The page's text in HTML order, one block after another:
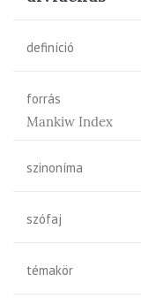
definíció
forrás
Mankiw Index
szinoníma
szófaj
témakör